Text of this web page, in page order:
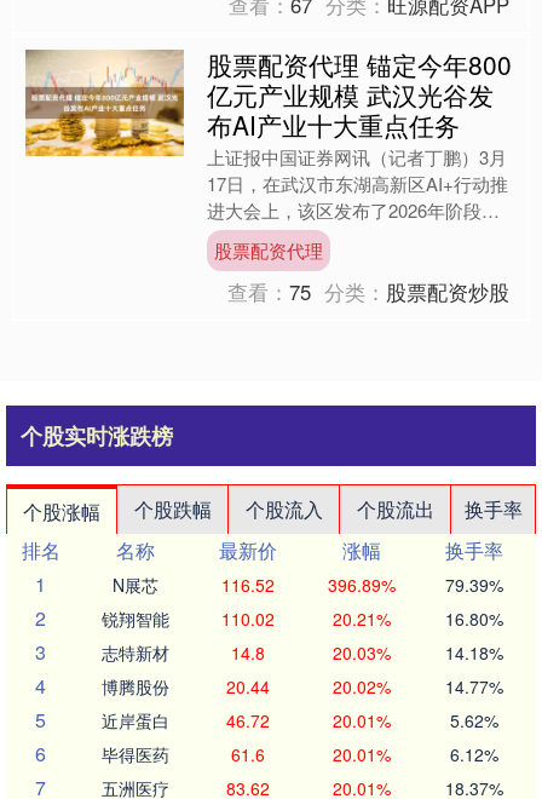
股票配资代理 锚定今年800
亿元产业规模 武汉光谷发
布AI产业十大重点任务
上证报中国证券网讯（记者丁鹏）3月
17日，在武汉市东湖高新区AI+行动推
进大会上，该区发布了2026年阶段性
核心发展目标：全区人工智能产业规模
突破800亿元，集....
股票配资代理
查看：75 分类： 股票配资炒股
个股实时涨跌榜
个股涨幅 个股跌幅 个股流入 个股流出
换手率
排名
名称 最新价 涨幅
换手率
1
N展芯 116.52 396.89% 79.39%
2 锐翔智能 110.02 20.21% 16.80%
3 志特新材 14.8 20.03% 14.18%
4 博腾股份 20.44 20.02% 14.77%
5 近岸蛋白 46.72 20.01% 5.62%
6 毕得医药 61.6 20.01% 6.12%
7 五洲医疗 83.62 20.01% 18.37%